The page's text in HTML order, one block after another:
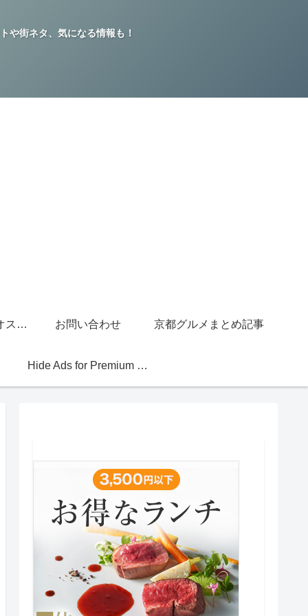
や街ネタ、気になる情報も！
グッチジャパン的オススメ店 お問い合わせ 京都グルメまとめ記事
Hide Ads for Premium Members